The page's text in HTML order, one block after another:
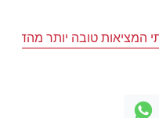
המציאות טובה יותר